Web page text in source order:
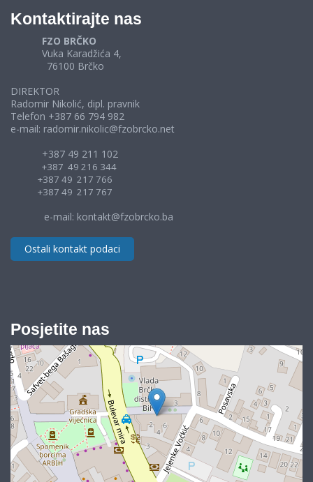
Kontaktirajte nas
FZO BRČKO
Vuka Karadžića 4,
76100 Brčko
DIREKTOR
Radomir Nikolić, dipl. pravnik
Telefon +387 66 794 982
e-mail: radomir.nikolic@fzobrcko.net
+387 49 211 102
+387 49 216 344
+387 49 217 766
+387 49 217 767
e-mail: kontakt@fzobrcko.ba
Ostali kontakt podaci
Posjetite nas